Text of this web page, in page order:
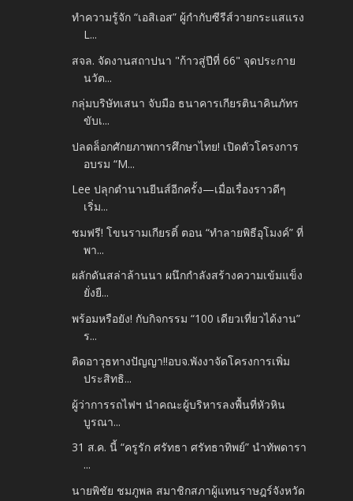
ทำความรู้จัก “เอสิเอส” ผู้กำกับซีรีส์วายกระแสแรง
L...
สจล. จัดงานสถาปนา "ก้าวสู่ปีที่ 66" จุดประกาย
นวัต...
กลุ่มบริษัทเสนา จับมือ ธนาคารเกียรตินาคินภัทร
ขับเ...
ปลดล็อกศักยภาพการศึกษาไทย! เปิดตัวโครงการ
อบรม “M...
Lee ปลุกตำนานยีนส์อีกครั้ง—เมื่อเรื่องราวดีๆ
เริ่ม...
ชมฟรี! โขนรามเกียรติ์ ตอน “ทำลายพิธีอุโมงค์” ที่
พา...
ผลักดันสล่าล้านนา ผนึกกำลังสร้างความเข้มแข็ง
ยั่งยื...
พร้อมหรือยัง! กับกิจกรรม “100 เดียวเที่ยวได้งาน”
ร...
ติดอาวุธทางปัญญา!!อบจ.พังงาจัดโครงการเพิ่ม
ประสิทธิ...
ผู้ว่าการรถไฟฯ นำคณะผู้บริหารลงพื้นที่หัวหิน
บูรณา...
31 ส.ค. นี้ “ครูรัก ศรัทธา ศรัทธาทิพย์” นำทัพดารา
...
นายพิชัย ชมภูพล สมาชิกสภาผู้แทนราษฎร์จังหวัด